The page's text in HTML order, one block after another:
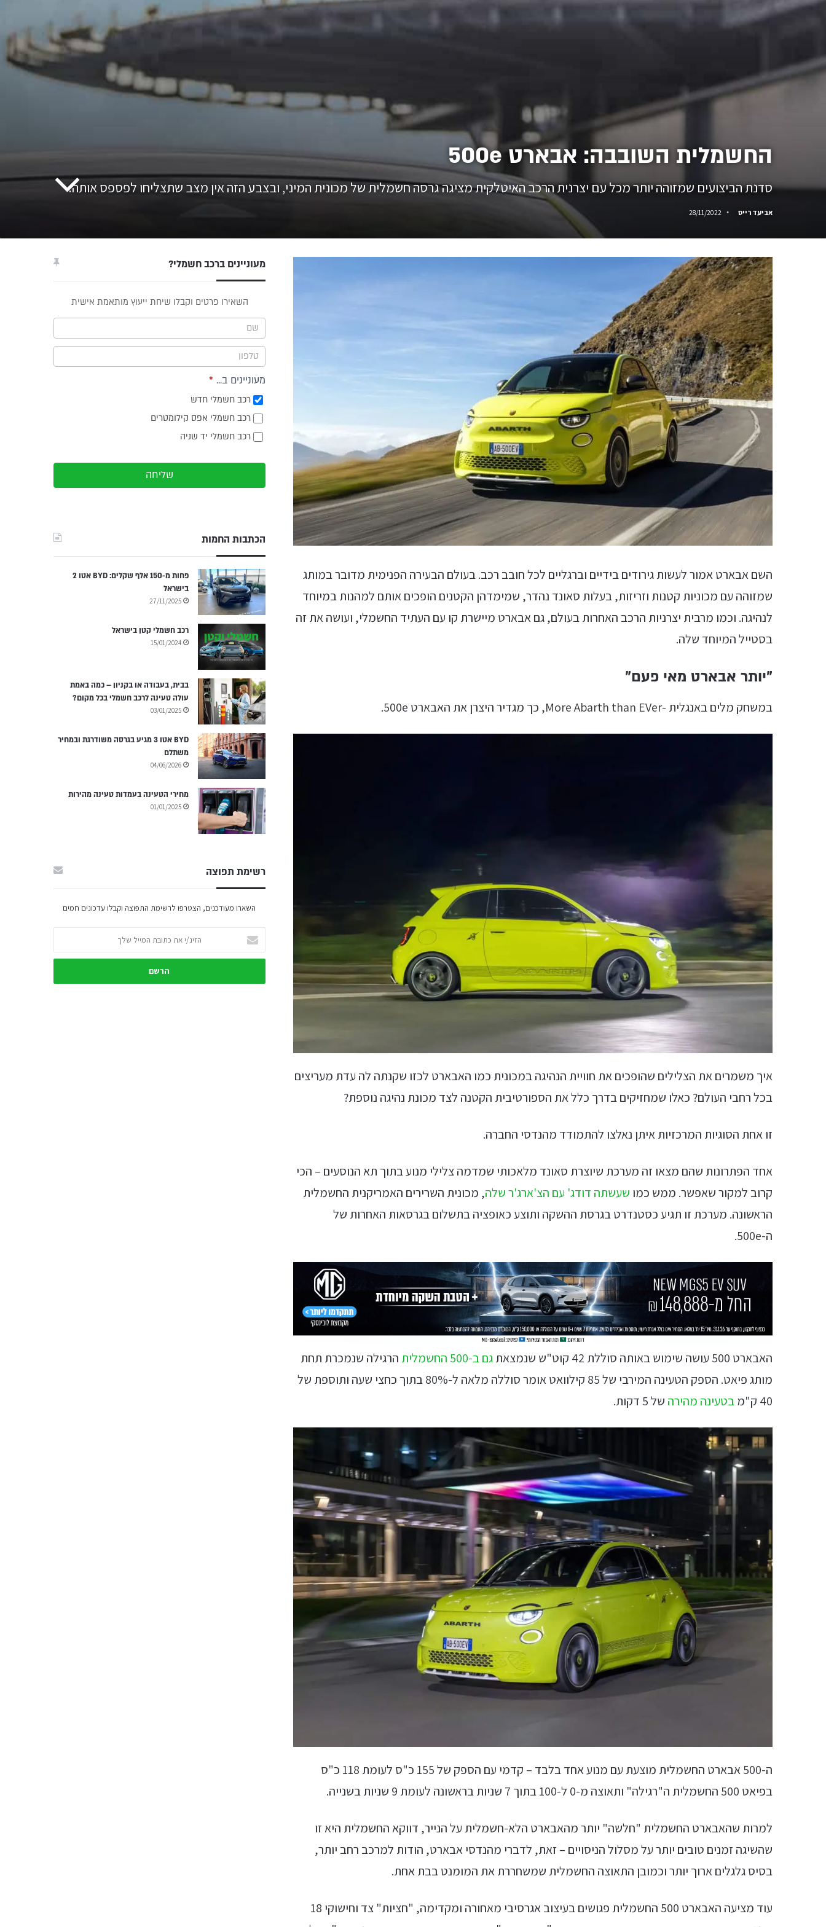
החשמלית השובבה: אבארט 500e
סדנת הביצועים שמזוהה יותר מכל עם יצרנית הרכב האיטלקית מציגה גרסה חשמלית של מכונית המיני, ובצבע הזה אין מצב שתצליחו לפספס אותה.
אביעד רייס 28/11/2022
השם אבארט אמור לעשות גירודים בידיים וברגליים לכל חובב רכב. בעולם הבעירה הפנימית מדובר במותג
שמזוהה עם מכוניות קטנות וזריזות, בעלות סאונד נהדר, שמימדהן הקטנים הופכים אותם למהנות במיוחד
לנהיגה. וכמו מרבית יצרניות הרכב האחרות בעולם, גם אבארט מיישרת קו עם העתיד החשמלי, ועושה את זה
בסטייל המיוחד שלה.
"יותר אבארט מאי פעם"
במשחק מלים באנגלית -More Abarth than EVer, כך מגדיר היצרן את האבארט 500e.
איך משמרים את הצלילים שהופכים את חוויית הנהיגה במכונית כמו האבארט לכזו שקנתה לה עדת מעריצים
בכל רחבי העולם? כאלו שמחזיקים בדרך כלל את הספורטיבית הקטנה לצד מכונת נהיגה נוספת?
זו אחת הסוגיות המרכזיות איתן נאלצו להתמודד מהנדסי החברה.
אחד הפתרונות שהם מצאו זה מערכת שיוצרת סאונד מלאכותי שמדמה צלילי מנוע בתוך תא הנוסעים – הכי
קרוב למקור שאפשר. ממש כמו שעשתה דודג' עם הצ'ארג'ר שלה, מכונית השרירים האמריקנית החשמלית
הראשונה. מערכת זו תגיע כסטנדרט בגרסת ההשקה ותוצע כאופציה בתשלום בגרסאות האחרות של
ה-500e.
האבארט 500 עושה שימוש באותה סוללת 42 קוט"ש שנמצאת גם ב-500 החשמלית
הרגילה שנמכרת תחת
מותג פיאט. הספק הטעינה המירבי של 85 קילוואט אומר סוללה מלאה ל-80% בתוך כחצי שעה ותוספת של
40 ק"מ
בטעינה מהירה של 5 דקות.
ה-500 אבארט החשמלית מוצעת עם מנוע אחד בלבד – קדמי עם הספק של 155 כ"ס לעומת 118 כ"ס
בפיאט 500 החשמלית ה"רגילה" ותאוצה מ-0 ל-100 בתוך 7 שניות בראשונה לעומת 9 שניות בשנייה.
למרות שהאבארט החשמלית "חלשה" יותר מהאבארט הלא-חשמלית על הנייר, דווקא החשמלית היא זו
שהשיגה זמנים טובים יותר על מסלול הניסויים – זאת, לדברי מהנדסי אבארט, הודות למרכב רחב יותר,
בסיס גלגלים ארוך יותר וכמובן התאוצה החשמלית שמשחררת את המומנט בבת אחת.
עוד מציעה האבארט 500 החשמלית פגושים בעיצוב אגרסיבי מאחורה ומקדימה, "חציות" צד וחישוקי 18
מעוניינים ברכב חשמלי?
השאירו פרטים וקבלו שיחת ייעוץ מותאמת אישית
מעוניינים ב... *
רכב חשמלי חדש
רכב חשמלי אפס קילומטרים
רכב חשמלי יד שניה
שליחה
הכתבות החמות
פחות מ-150 אלף שקלים: BYD אטו 2
בישראל
27/11/2025
רכב חשמלי קטן בישראל
15/01/2024
בבית, בעבודה או בקניון – כמה באמת
עולה טעינה לרכב חשמלי בכל מקום?
03/01/2025
BYD אטו 3 מגיע בגרסה משודרגת ובמחיר
משתלם
04/06/2026
מחירי הטעינה בעמדות טעינה מהירות
01/01/2025
רשימת תפוצה
השארו מעודכנים, הצטרפו לרשימת התפוצה וקבלו עדכונים חמים
את
כתובת
שלך